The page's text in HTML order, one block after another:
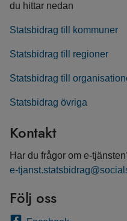
du hittar nedan
Statsbidrag till kommuner
Statsbidrag till regioner
Statsbidrag till
Statsbidrag övriga
Kontakt
Har du frågor om e-
e-
Följ oss